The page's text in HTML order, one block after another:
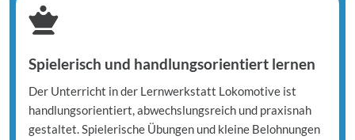

Spielerisch und handlungsorientiert lernen
Der Unterricht in der Lernwerkstatt Lokomotive ist
handlungsorientiert, abwechslungsreich und praxisnah
gestaltet. Spielerische Übungen und kleine Belohnungen